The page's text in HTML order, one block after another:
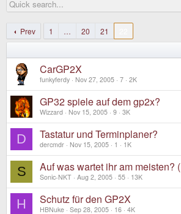
Prev 1 … 20 21
CarGP2X
funkyferdy Nov 27, 2005 7 2K
GP32 spiele auf dem gp2x?
Wizzard Nov 15, 2005 9 3K
D Tastatur und Terminplaner?
dercmdr Nov 15, 2005 1 1K
S Auf was wartet ihr am meisten?
Sonic-NKT Aug 2, 2005 55 13K
H Schutz für den GP2X
HBNuke Sep 28, 2005 16 4K